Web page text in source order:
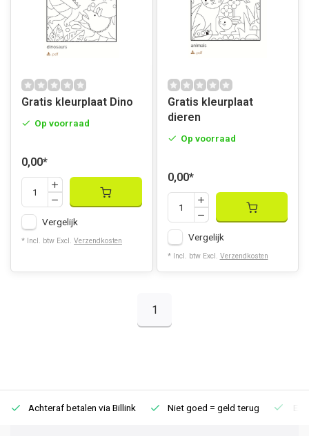
Gratis kleurplaat Dino
Op voorraad
0,00*
Vergelijk
* Incl. btw Excl. Verzendkosten
Gratis kleurplaat
dieren
Op voorraad
0,00*
Vergelijk
* Incl. btw Excl. Verzendkosten
1
Achteraf betalen via Billink Niet goed = geld terug